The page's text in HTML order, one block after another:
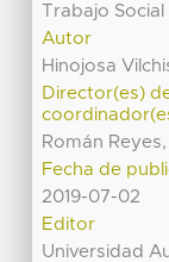
Trabajo Social
Autor
Hinojosa
Director(es)
Román
Fecha de
2019-07-02
Editor
Universidad